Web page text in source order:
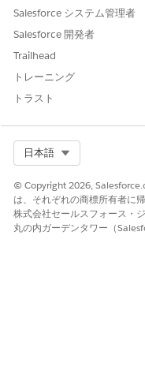
Salesforce システム管理者
Salesforce 開発者
Trailhead
トレーニング
トラスト
日本語
© Copyright 2026,
は、それぞれの商標所有者に帰
株式会社セールスフォース・
丸の内ガーデンタワー（